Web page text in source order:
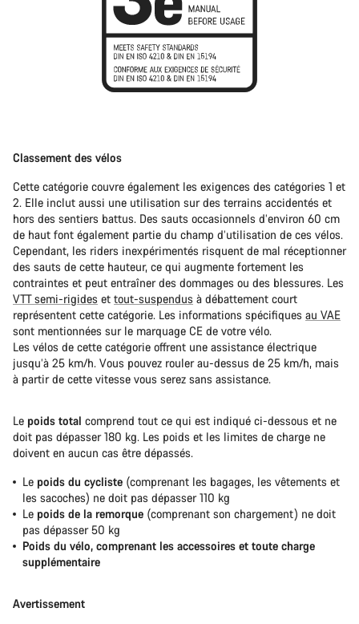
Classement des vélos
Cette catégorie couvre également les exigences des catégories 1 et
2. Elle inclut aussi une utilisation sur des terrains accidentés et
hors des sentiers battus. Des sauts occasionnels d’environ 60 cm
de haut font également partie du champ d’utilisation de ces vélos.
Cependant, les riders inexpérimentés risquent de mal réceptionner
des sauts de cette hauteur, ce qui augmente fortement les
contraintes et peut entraîner des dommages ou des blessures. Les
VTT semi-rigides et tout-suspendus à débattement court
représentent cette catégorie. Les informations spécifiques au VAE
sont mentionnées sur le marquage CE de votre vélo.
Les vélos de cette catégorie offrent une assistance électrique
jusqu’à 25 km/h. Vous pouvez rouler au-dessus de 25 km/h, mais
à partir de cette vitesse vous serez sans assistance.
Le poids total comprend tout ce qui est indiqué ci-dessous et ne
doit pas dépasser 180 kg. Les poids et les limites de charge ne
doivent en aucun cas être dépassés.
Le poids du cycliste (comprenant les bagages, les vêtements et
les sacoches) ne doit pas dépasser 110 kg
Le poids de la remorque (comprenant son chargement) ne doit
pas dépasser 50 kg
Poids du vélo, comprenant les accessoires et toute charge
supplémentaire
Avertissement